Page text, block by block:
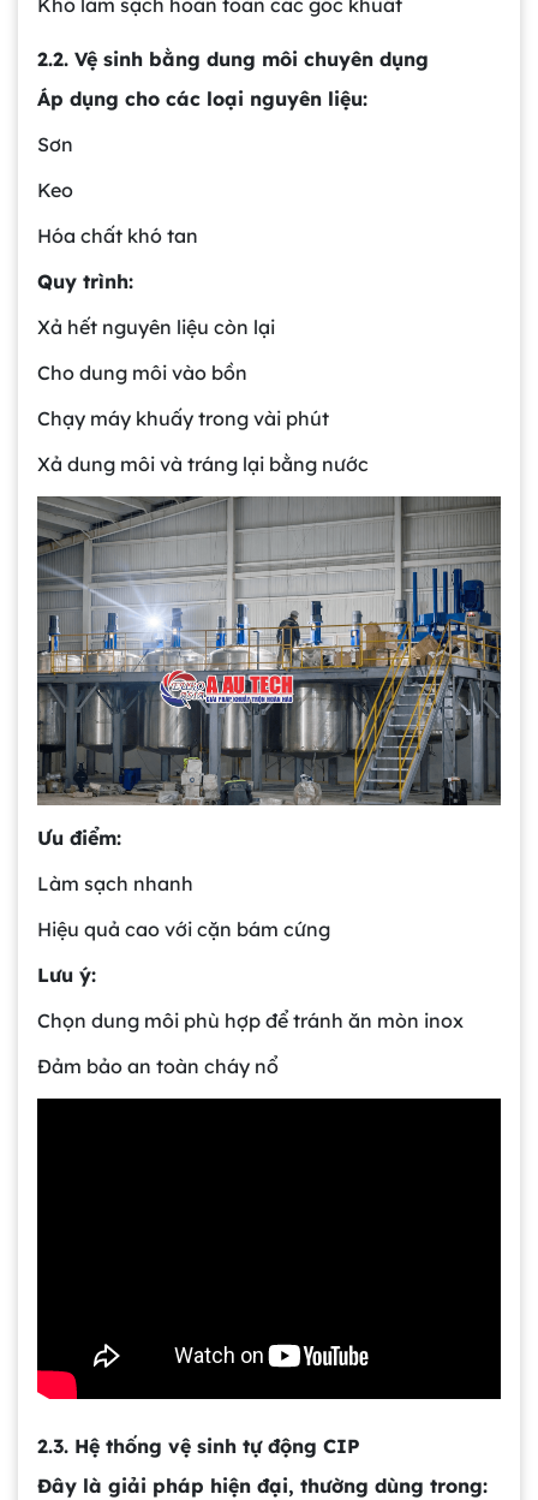
2.2. Vệ sinh bằng dung môi chuyên dụng
Áp dụng cho các loại nguyên liệu:
Sơn
Keo
Hóa chất khó tan
Quy trình:
Xả hết nguyên liệu còn lại
Cho dung môi vào bồn
Chạy máy khuấy trong vài phút
Xả dung môi và tráng lại bằng nước
Ưu điểm:
Làm sạch nhanh
Hiệu quả cao với cặn bám cứng
Lưu ý:
Chọn dung môi phù hợp để tránh ăn mòn inox
Đảm bảo an toàn cháy nổ
2.3. Hệ thống vệ sinh tự động CIP
Đây là giải pháp hiện đại, thường dùng trong: